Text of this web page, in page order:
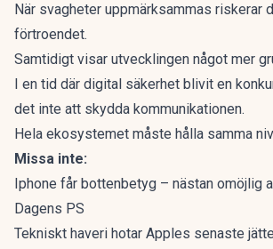
När svagheter uppmärksammas riskerar
förtroendet.
Samtidigt visar utvecklingen något mer
I en tid där digital säkerhet blivit en
det inte att skydda kommunikationen.
Hela ekosystemet måste hålla samma
Missa inte:
Iphone får bottenbetyg – nästan omöjlig
Dagens PS
Tekniskt haveri hotar Apples senaste